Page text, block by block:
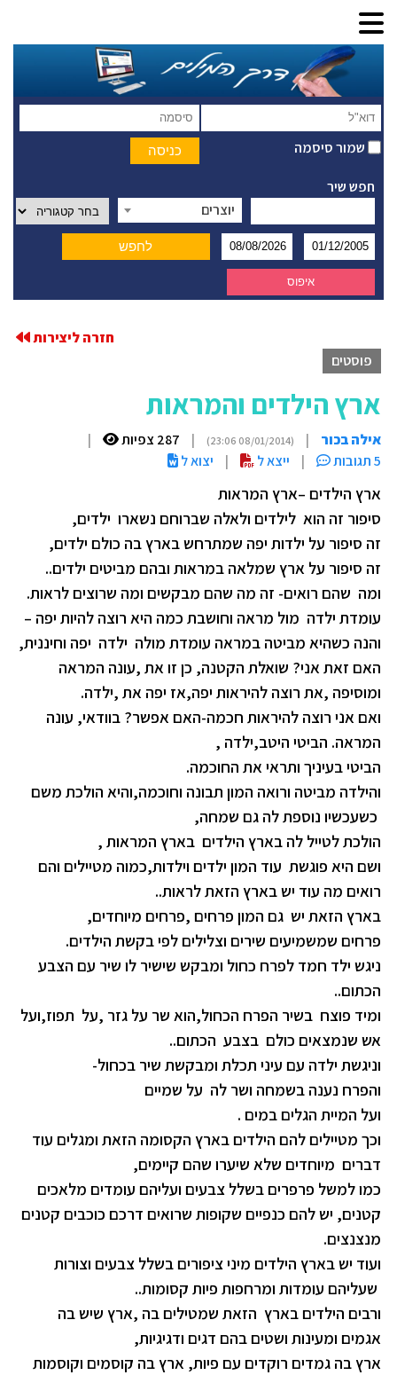
שמור סיסמה
חפש שיר
יוצרים
חזרה ליצירות
פוסטים
ארץ הילדים והמראות
אילה בכור |
(08/01/2014 23:06)
| 287 צפיות
|
5 תגובות
| ייצא ל | יצוא ל
ארץ הילדים –ארץ המראות
סיפור זה הוא לילדים ולאלה שברוחם נשארו ילדים,
זה סיפור על ילדות יפה שמתרחש בארץ בה כולם ילדים,
זה סיפור על ארץ שמלאה במראות ובהם מביטים ילדים..
ומה שהם רואים- זה מה שהם מבקשים ומה שרוצים לראות.
עומדת ילדה מול מראה וחושבת כמה היא רוצה להיות יפה –
והנה כשהיא מביטה במראה עומדת מולה ילדה יפה וחיננית,
האם זאת אני? שואלת הקטנה, כן זו את ,עונה המראה
ומוסיפה ,את רוצה להיראות יפה,אז יפה את ,ילדה.
ואם אני רוצה להיראות חכמה-האם אפשר? בוודאי, עונה
המראה. הביטי היטב,ילדה ,
הביטי בעיניך ותראי את החוכמה.
והילדה מביטה ורואה המון תבונה וחוכמה,והיא הולכת משם
כשעכשיו נוספת לה גם שמחה,
הולכת לטייל לה בארץ הילדים בארץ המראות ,
ושם היא פוגשת עוד המון ילדים וילדות,כמוה מטיילים והם
רואים מה עוד יש בארץ הזאת לראות..
בארץ הזאת יש גם המון פרחים ,פרחים מיוחדים,
פרחים שמשמיעים שירים וצלילים לפי בקשת הילדים.
ניגש ילד חמד לפרח כחול ומבקש שישיר לו שיר עם הצבע
הכתום..
ומיד פוצח בשיר הפרח הכחול,הוא שר על גזר ,על תפוז,ועל
אש שנמצאים כולם בצבע הכתום..
וניגשת ילדה עם עיני תכלת ומבקשת שיר בכחול-
והפרח נענה בשמחה ושר לה על שמיים
ועל המיית הגלים במים .
וכך מטיילים להם הילדים בארץ הקסומה הזאת ומגלים עוד
דברים מיוחדים שלא שיערו שהם קיימים,
כמו למשל פרפרים בשלל צבעים ועליהם עומדים מלאכים
קטנים, יש להם כנפיים שקופות שרואים דרכם כוכבים קטנים
מנצנצים.
ועוד יש בארץ הילדים מיני ציפורים בשלל צבעים וצורות
שעליהם עומדות ומרחפות פיות קסומות..
ורבים הילדים בארץ הזאת שמטילים בה ,ארץ שיש בה
אגמים ומעינות ושטים בהם דגים ודגיגיות,
ארץ בה גמדים רוקדים עם פיות, ארץ בה קוסמים וקוסמות